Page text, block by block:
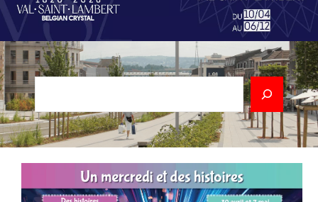
Rechercher